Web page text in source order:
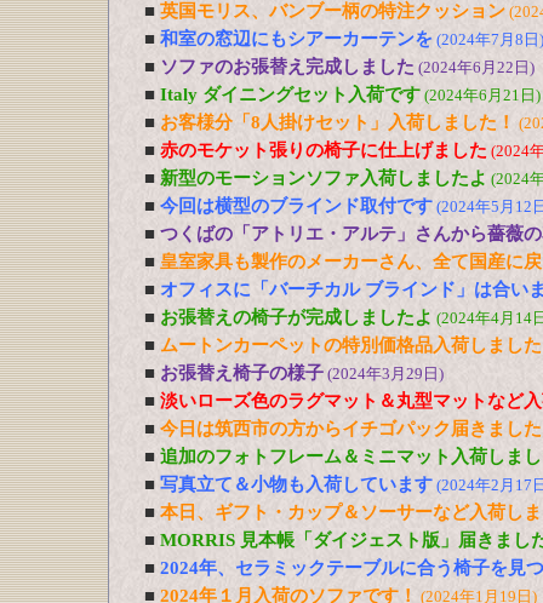
■ 英国モリス、バンブー柄の特注クッション
■ 和室の窓辺にもシアーカーテンを (2024年7月8日)
■ ソファのお張替え完成しました (2024年6月22日)
■ Italy ダイニングセット入荷です (2024年6月21日)
■ お客様分「8人掛けセット」入荷しました！
■ 赤のモケット張りの椅子に仕上げました (2024
■ 新型のモーションソファ入荷しましたよ (2024
■ 今回は横型のブラインド取付です (2024年5月12
■ つくばの「アトリエ・アルテ」さんから薔薇
■ 皇室家具も製作のメーカーさん、全て国産に
■ オフィスに「バーチカル ブラインド」は合い
■ お張替えの椅子が完成しましたよ (2024年4月14
■ ムートンカーペットの特別価格品入荷しました
■ お張替え椅子の様子 (2024年3月29日)
■ 淡いローズ色のラグマット＆丸型マットなど
■ 今日は筑西市の方からイチゴパック届きました
■ 追加のフォトフレーム＆ミニマット入荷しま
■ 写真立て＆小物も入荷しています (2024年2月17
■ 本日、ギフト・カップ＆ソーサーなど入荷し
■ MORRIS 見本帳「ダイジェスト版」届きまし
■ 2024年、セラミックテーブルに合う椅子を見
■ 2024年１月入荷のソファです！ (2024年1月19日)